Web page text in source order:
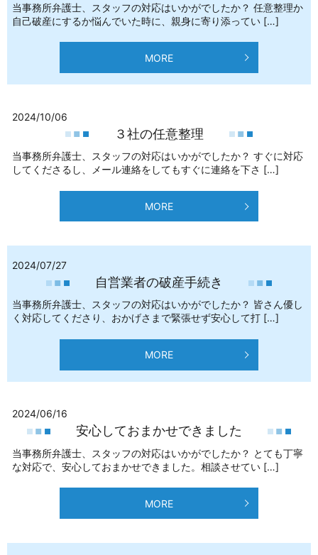
当事務所弁護士、スタッフの対応はいかがでしたか？ 任意整理か
自己破産にするか悩んでいた時に、親身に寄り添ってい […]
MORE
2024/10/06
３社の任意整理
当事務所弁護士、スタッフの対応はいかがでしたか？ すぐに対応
してくださるし、メール連絡をしてもすぐに連絡を下さ […]
MORE
2024/07/27
自営業者の破産手続き
当事務所弁護士、スタッフの対応はいかがでしたか？ 皆さん優し
く対応してくださり、おかげさまで緊張せず安心して打 […]
MORE
2024/06/16
安心しておまかせできました
当事務所弁護士、スタッフの対応はいかがでしたか？ とても丁寧
な対応で、安心しておまかせできました。相談させてい […]
MORE